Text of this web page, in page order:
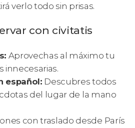
verlo todo sin prisas.
con civitatis
Aprovechas al máximo tu
innecesarias.
español: Descubres todos
del lugar de la mano
con traslado desde París